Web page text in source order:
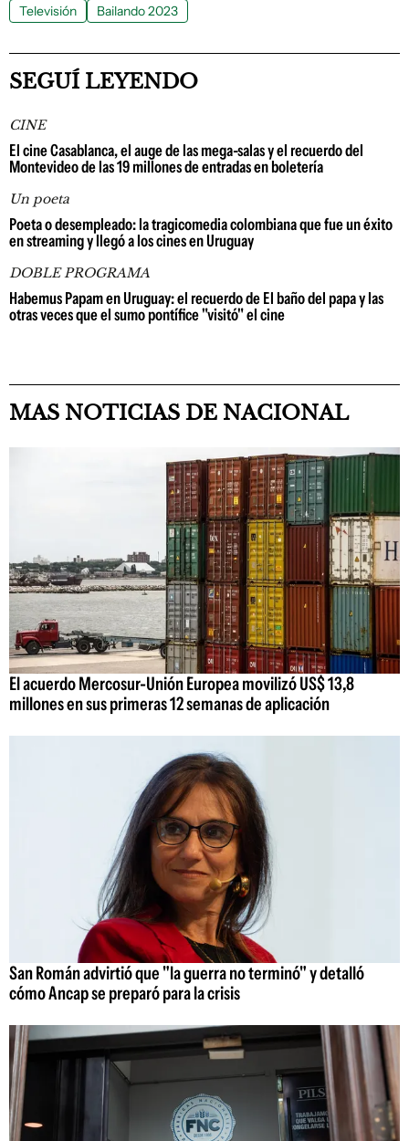
Televisión Bailando 2023
SEGUÍ LEYENDO
CINE
El cine Casablanca, el auge de las mega-salas y el recuerdo del
Montevideo de las 19 millones de entradas en boletería
Un poeta
Poeta o desempleado: la tragicomedia colombiana que fue un éxito
en streaming y llegó a los cines en Uruguay
DOBLE PROGRAMA
Habemus Papam en Uruguay: el recuerdo de El baño del papa y las
otras veces que el sumo pontífice "visitó" el cine
MAS NOTICIAS DE NACIONAL
El acuerdo Mercosur-Unión Europea movilizó US$ 13,8
millones en sus primeras 12 semanas de aplicación
San Román advirtió que "la guerra no terminó" y detalló
cómo Ancap se preparó para la crisis